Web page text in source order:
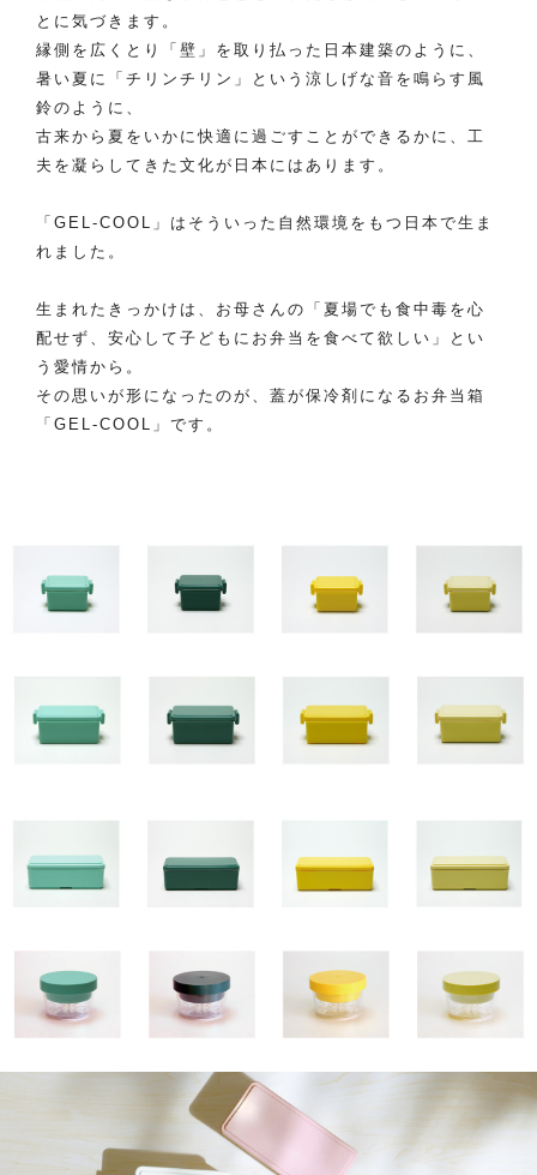
とに気づきます。
縁側を広くとり「壁」を取り払った日本建築のように、
暑い夏に「チリンチリン」という涼しげな音を鳴らす風
鈴のように、
古来から夏をいかに快適に過ごすことができるかに、工
夫を凝らしてきた文化が日本にはあります。
「GEL-COOL」はそういった自然環境をもつ日本で生ま
れました。
生まれたきっかけは、お母さんの「夏場でも食中毒を心
配せず、安心して子どもにお弁当を食べて欲しい」とい
う愛情から。
その思いが形になったのが、蓋が保冷剤になるお弁当箱
「GEL-COOL」です。